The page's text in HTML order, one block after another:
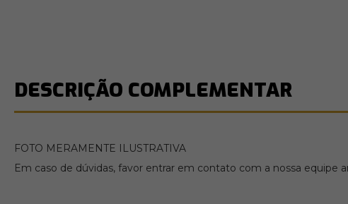
DESCRIÇÃO COMPLEMENTAR
FOTO MERAMENTE ILUSTRATIVA
Em caso de dúvidas, favor entrar em contato com a nossa equipe